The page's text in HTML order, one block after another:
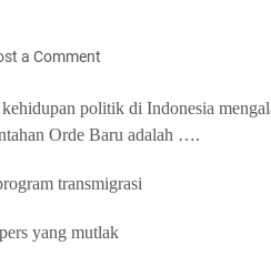
a Comment
politik di Indonesia
Orde Baru adalah ….
transmigrasi
yang mutlak